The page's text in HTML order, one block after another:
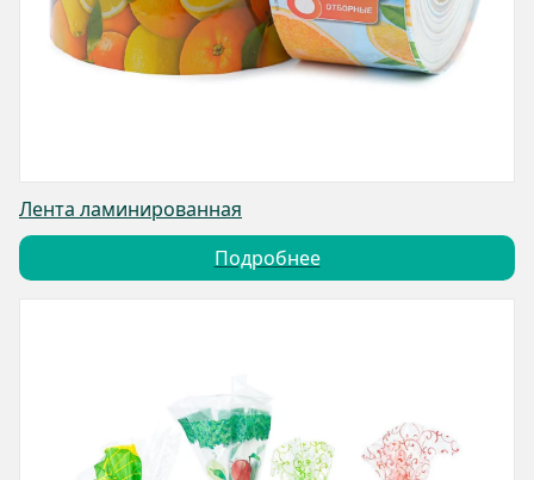
Лента ламинированная
Подробнее